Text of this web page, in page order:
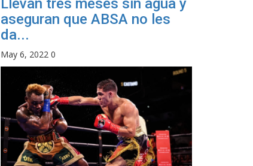
Llevan tres meses sin agua y
aseguran que ABSA no les
da...
May 6, 2022 0